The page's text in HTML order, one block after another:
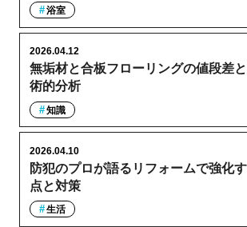
浴室
無垢材と合板フローリングの値段差
術的分析
2026.04.12
知識
防犯のプロが語るリフォームで強化
点と対策
2026.04.10
生活